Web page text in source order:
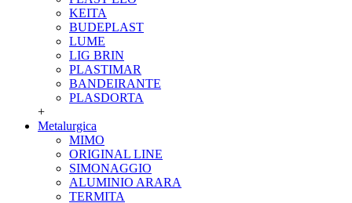
KEITA
BUDEPLAST
LUME
LIG BRIN
PLASTIMAR
BANDEIRANTE
PLASDORTA
+
Metalurgica
MIMO
ORIGINAL LINE
SIMONAGGIO
ALUMINIO ARARA
TERMITA